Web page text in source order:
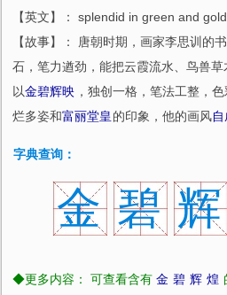
【英文】： splendid in green and gold
【故事】： 唐朝时期，画家李思训的
石，笔力遒劲，能把云霞流水、鸟兽草
以金碧辉映 ，独创一格，笔法工整，
烂多姿和富丽堂皇的印象，他的画风
字典查询：
金 碧 辉
◆更多内容： 可查看含有 金 碧 辉 煌